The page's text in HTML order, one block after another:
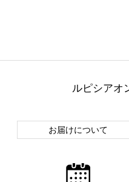
ルピシアオ
お届けについて